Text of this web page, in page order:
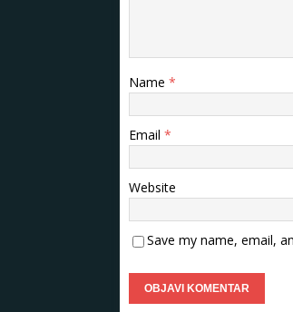
Name *
Email *
Website
Save my name, email,